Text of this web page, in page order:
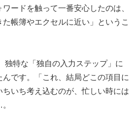
ードを触って一番安心したのは、
た帳簿やエクセルに近い」というこ
独特な「独自の入力ステップ」に
です。「これ、結局どこの項目に
いち考え込むのが、忙しい時には